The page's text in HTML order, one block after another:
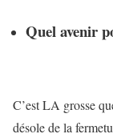
Quel avenir
C’est LA grosse
désole de la